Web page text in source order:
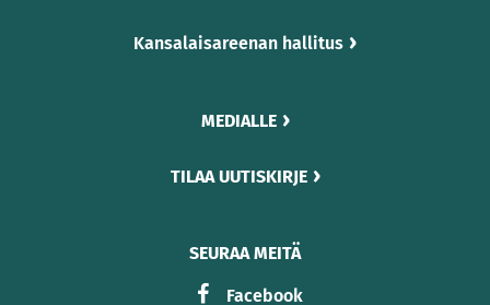
Kansalaisareenan hallitus
MEDIALLE
TILAA UUTISKIRJE
SEURAA MEITÄ
Facebook